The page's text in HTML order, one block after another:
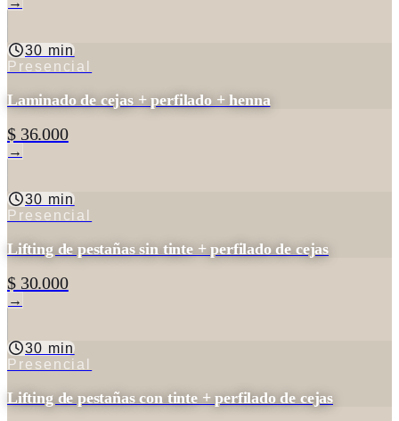
30 min
Presencial
Laminado de cejas + perfilado + henna
$ 36.000
→
30 min
Presencial
Lifting de pestañas sin tinte + perfilado de cejas
$ 30.000
→
30 min
Presencial
Lifting de pestañas con tinte + perfilado de cejas